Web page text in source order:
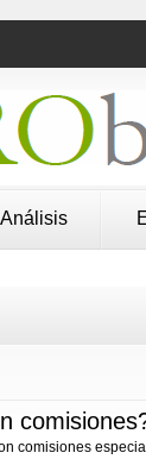
Análisis
comisiones